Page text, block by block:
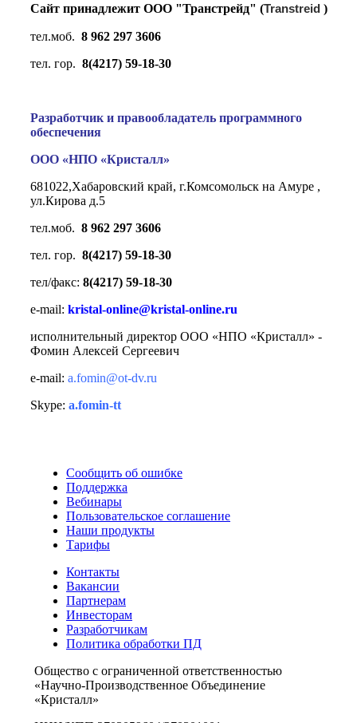
Сайт принадлежит ООО "Транстрейд" (Transtreid )
тел.моб. 8 962 297 3606
тел. гор. 8(4217) 59-18-30
Разработчик и правообладатель программного
обеспечения
ООО «НПО «Кристалл»
681022,Хабаровский край, г.Комсомольск на Амуре ,
ул.Кирова д.5
тел.моб. 8 962 297 3606
тел. гор. 8(4217) 59-18-30
тел/факс: 8(4217) 59-18-30
e-mail: kristal-online@kristal-online.ru
исполнительный директор ООО «НПО «Кристалл» -
Фомин Алексей Сергеевич
e-mail: a.fomin@ot-dv.ru
Skype: a.fomin-tt
Сообщить об ошибке
Поддержка
Вебинары
Пользовательское соглашение
Наши продукты
Тарифы
Контакты
Вакансии
Партнерам
Инвесторам
Разработчикам
Политика обработки ПД
Общество с ограниченной ответственностью
«Научно-Производственное Объединение
«Кристалл»